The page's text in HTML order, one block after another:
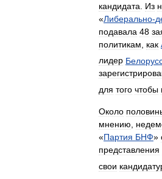
кандидата
Из
«Либерально-
подавала 48
политикам
как
лидер
для того чтобы
Около
мнению
«Партия БНФ»
представления
свои